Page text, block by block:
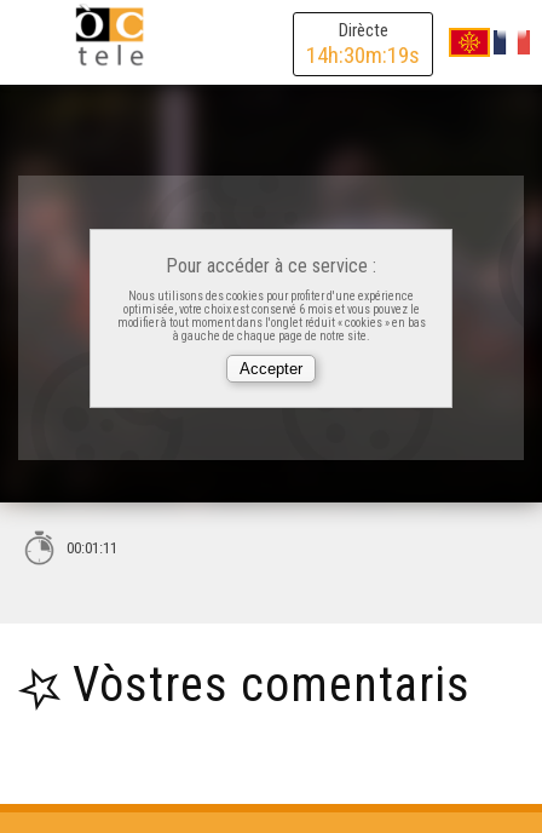
Dirècte
14h:30m:19s
Pour accéder à ce service :
Nous utilisons des cookies pour profiter d'une expérience
optimisée, votre choix est conservé 6 mois et vous pouvez le
modifier à tout moment dans l'onglet réduit « cookies » en bas
à gauche de chaque page de notre site.
00:01:11
Vòstres comentaris